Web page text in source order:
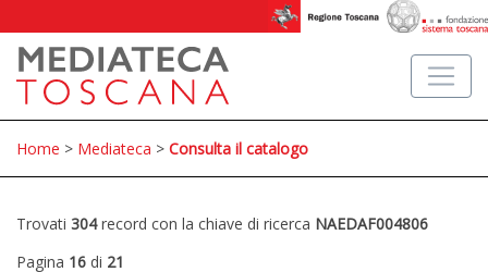
Home > Mediateca > Consulta il catalogo
Trovati 304record con la chiave di ricerca NAEDAF004806
Pagina 16 di 21